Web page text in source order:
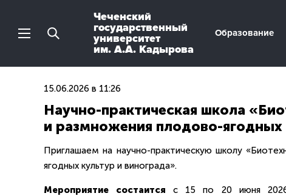
Чеченский
государственный
университет
им. А.А. Кадырова
Образование
15.06.2026 в 11:26
Научно-практическая школа
и размножения плодово-ягодных
Приглашаем на научно-практическую школу
ягодных культур и винограда».
Мероприятие состаится с 15 по 20 июня